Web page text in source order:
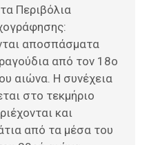
Περιβόλια
αποσπάσματα
από τον 18ο
αιώνα. Η συνέχεια
στο τεκμήριο
και
από τα μέσα του